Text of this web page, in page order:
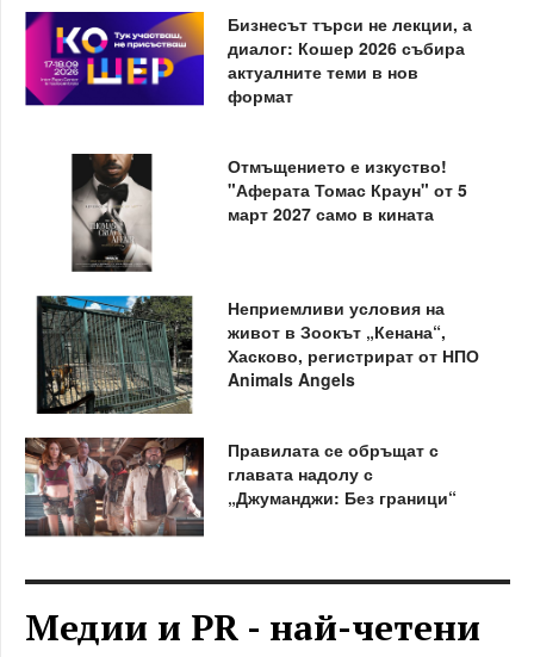
Бизнесът търси не лекции, а
диалог: Кошер 2026 събира
актуалните теми в нов
формат
Отмъщението е изкуство!
"Аферата Томас Краун" от 5
март 2027 само в кината
Неприемливи условия на
живот в Зоокът „Кенана“,
Хасково, регистрират от НПО
Animals Angels
Правилата се обръщат с
главата надолу с
„Джуманджи: Без граници“
Медии и PR - най-четени